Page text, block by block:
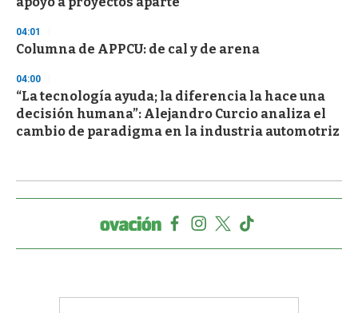
04:01
Columna de APPCU: de cal y de arena
04:00
“La tecnología ayuda; la diferencia la hace una
decisión humana”: Alejandro Curcio analiza el
cambio de paradigma en la industria automotriz